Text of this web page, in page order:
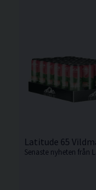
Latitude 65